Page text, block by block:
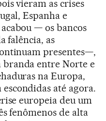
vieram as crises
Espanha e
— os bancos
falência, as
presentes—,
branda entre Norte e
na Europa,
até agora.
europeia deu um
fenômenos de alta